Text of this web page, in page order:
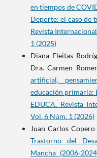
en tiempos de
Deporte: el caso de
Revista
1 (2025)
Diana Fleitas
Dra. Carmen
artificial,
educación primaria:
EDUCA. Revista
Vol. 6 Núm. 1 (2026)
Juan Carlos
Trastorno del
Mancha (2006-